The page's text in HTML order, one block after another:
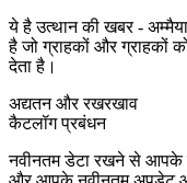
ये है उत्थान की खबर -
है जो ग्राहकों और ग्राहकों
देता है।
अद्यतन और रखरखाव
कैटलॉग प्रबंधन
नवीनतम डेटा रखने से आपके